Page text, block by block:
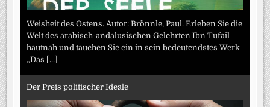
Weisheit des Ostens. Autor: Brönnle, Paul. Erleben Sie die
Welt des arabisch-andalusischen Gelehrten Ibn Tufail
hautnah und tauchen Sie ein in sein bedeutendstes Werk
„Das [...]
Der Preis politischer Ideale